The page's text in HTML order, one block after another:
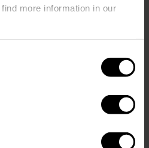
more information in our
, tra il